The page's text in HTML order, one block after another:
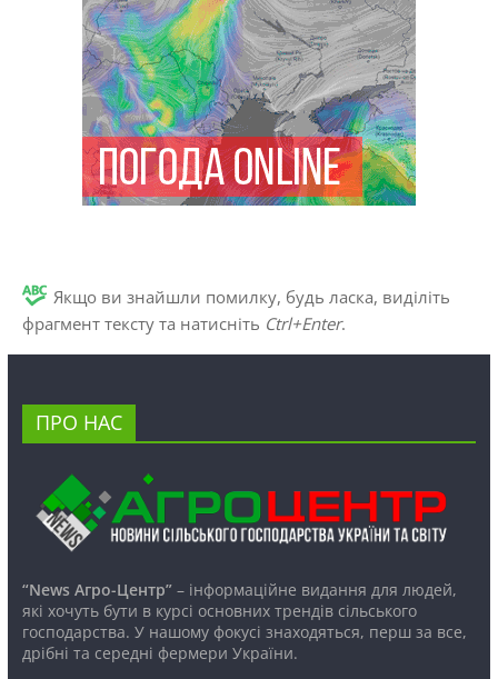
Якщо ви знайшли помилку, будь ласка, виділіть
фрагмент тексту та натисніть Ctrl+Enter.
ПРО НАС
“News Агро-Центр”– інформаційне видання для людей,
які хочуть бути в курсі основних трендів сільського
господарства. У нашому фокусі знаходяться, перш за все,
дрібні та середні фермери України.